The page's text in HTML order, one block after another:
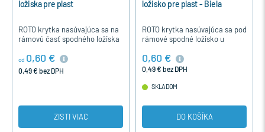
ložiska pre plast
ROTO krytka nasúvajúca sa na
rámovú časť spodného ložiska
sklopného plastového okna
alebo balkónových dverí.
od 0,60 €
0,49 € bez DPH
ZISTI VIAC
ložisko pre plast - Biela
ROTO krytka nasúvajúca sa pod
rámové spodné ložisko u
sklopného plastového okna
alebo balkónových dverí.
0,60 €
0,49 € bez DPH
SKLADOM
DO KOŠÍKA